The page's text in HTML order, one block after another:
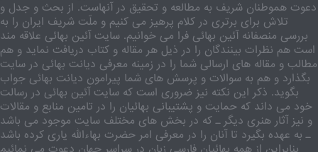
دعوت هموطنان شریف به مطالعه و تحقیق در آنهاست. از بحث و جدل و
تلاش برای برتری در کلام پرهیز می کنیم و ملّت شریف ایران را به
بررسی منصفانه آئین بهائی فرا می خوانیم. سایت آئین بهائی علاقه مند
است هم نظرات بینندگان را در ذیل هر مقاله و کتاب دریافت نماید و هم
مطالب و مقاله های ارسالی شما را در زمینه معرفی دیانت بهائی در سایت
بگذارد و هم به سوالات و پرسش های شما پیرامون دیانت بهائی جواب
بگوید. ذکر این نکته نیز ضروری است که سایت آئین بهائی در رسالت
خود می داند که حمایت و پشتیبانی بهائیان را در تامین منابع و مقالات
و نیز آثار هنری دیگر ـ که در بخش های مختلف سایت موجود می باشد
ـ به عهده بگیرد تا آنان را در معرفی امر حضرت بهاءالله یاری کرده باشد